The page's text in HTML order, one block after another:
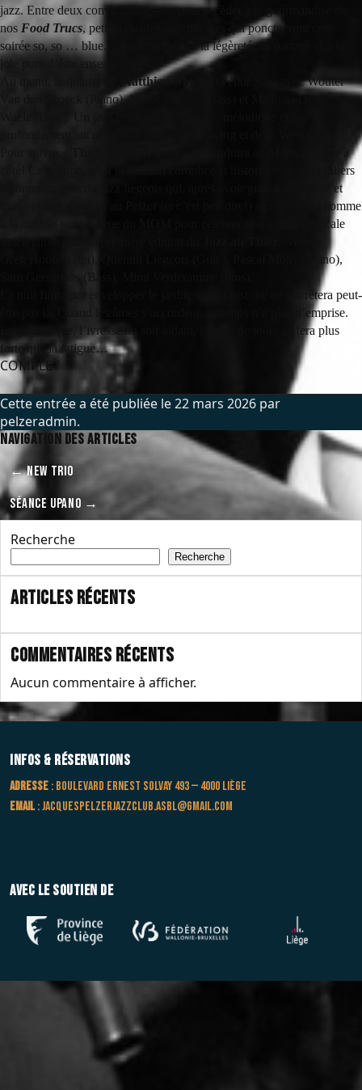
jazz. Entre deux conversations, on pourra céder à la gourmandise de
nos Food Trucs, petites escales gourmandes qui ponctueront cette
soirée so, so … blue. Tout ici appelle à la légèreté, au partage et à la
joie pure d’être ensemble.
Matthieu Najean (Ténor Sax) avecWouter
Van den Broeck (Piano), Victor Foulon (Bass) et Matthias De
est la réunion complice et historique de cinq piliers
incontournables du jazz liégeois qui, après avoir grandi ensemble et
trainé plus d’une fois au Pelzer (et c’est peu dire!) se retrouvent comme
à la maison sur la scène du MOM pour célébrer une amitié musicale
Houben (tpt), Quentin Liégeois (Guit.), Pascal Mohy (Piano),
La nuit finira par envelopper le jardin, mais l’histoire ne s’arrêtera peut-
être pas là. Quand les âmes s’accordent, le temps n’a plus d’emprise.
Et qui sait que, l’ivresse du soir aidant, l’envie de jouer se fera plus
forte que la fatigue…
COMPLET
Cette entrée a été publiée le22 mars 2026 par
pelzeradmin.
Navigation des articles
←NEW TRIO
SÉANCE UPANO →
Recherche
Recherche
Articles récents
Commentaires récents
Aucun commentaire à afficher.
Infos & Réservations
Adresse : Boulevard Ernest Solvay 493 — 4000 Liège
Email:jacquespelzerjazzclub.asbl@gmail.com
Avec le soutien de